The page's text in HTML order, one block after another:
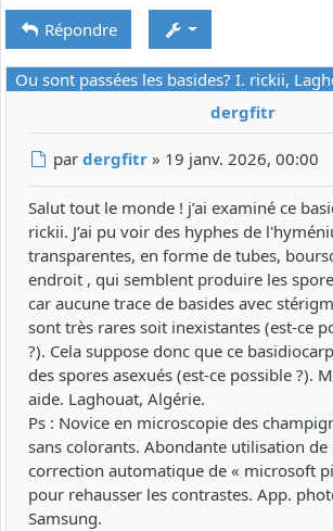
Répondre
Ou sont passées les basides? I. rickii,
dergfitr
Message
pardergfitr » 19 janv. 2026, 00:00
Salut tout le monde ! j’ai examiné ce
rickii. J’ai pu voir des hyphes de
transparentes, en forme de tubes,
endroit , qui semblent produire les
car aucune trace de basides avec
sont très rares soit inexistantes (est-ce
?). Cela suppose donc que ce
des spores asexués (est-ce possible ?).
aide. Laghouat, Algérie.
Ps : Novice en microscopie des
sans colorants. Abondante utilisation
correction automatique de « microsoft
pour rehausser les contrastes. App.
Samsung.